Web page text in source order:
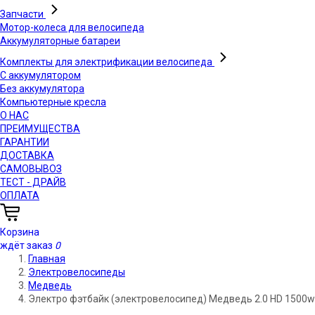
Запчасти
Мотор-колеса для велосипеда
Аккумуляторные батареи
Комплекты для электрификации велосипеда
С аккумулятором
Без аккумулятора
Компьютерные кресла
О НАС
ПРЕИМУЩЕСТВА
ГАРАНТИИ
ДОСТАВКА
САМОВЫВОЗ
ТЕСТ - ДРАЙВ
ОПЛАТА
Корзина
ждёт заказ 0
Главная
Электровелосипеды
Медведь
Электро фэтбайк (электровелосипед) Медведь 2.0 HD